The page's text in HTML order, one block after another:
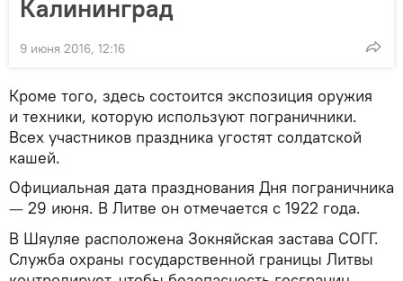
Калининград
9 июня 2016, 12:16
Кроме того, здесь состоится экспозиция оружия
и техники, которую используют пограничники.
Всех участников праздника угостят солдатской
кашей.
Официальная дата празднования Дня пограничника
— 29 июня. В Литве он отмечается с 1922 года.
В Шяуляе расположена Зокняйская застава СОГГ.
Служба охраны государственной границы Литвы